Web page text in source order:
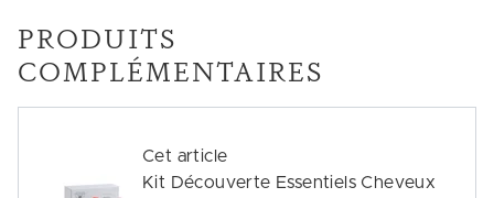
PRODUITS
COMPLÉMENTAIRES
Cet article
Kit Découverte Essentiels Cheveux